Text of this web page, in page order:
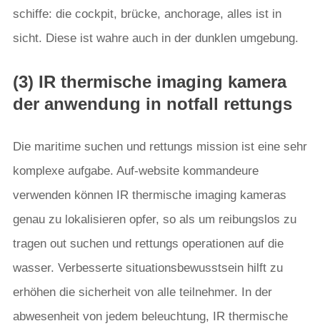
schiffe: die cockpit, brücke, anchorage, alles ist in
sicht. Diese ist wahre auch in der dunklen umgebung.
(3) IR thermische imaging kamera
der anwendung in notfall rettungs
Die maritime suchen und rettungs mission ist eine sehr
komplexe aufgabe. Auf-website kommandeure
verwenden können IR thermische imaging kameras
genau zu lokalisieren opfer, so als um reibungslos zu
tragen out suchen und rettungs operationen auf die
wasser. Verbesserte situationsbewusstsein hilft zu
erhöhen die sicherheit von alle teilnehmer. In der
abwesenheit von jedem beleuchtung, IR thermische